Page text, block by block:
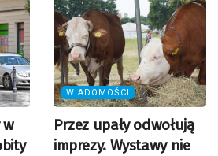
w
WIADOMOŚCI
Przez upały odwołują
imprezy. Wystawy nie